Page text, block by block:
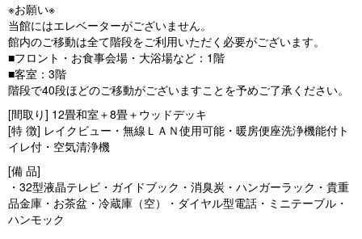
※お願い※
当館にはエレベーターがございません。
館内のご移動は全て階段をご利用いただく必要がございます。
■フロント・お食事会場・大浴場など：1階
■客室：3階
階段で40段ほどのご移動がございますことを予めご了承ください。
[間取り] 12畳和室＋8畳＋ウッドデッキ
[特 徴] レイクビュー・無線ＬＡＮ使用可能・暖房便座洗浄機能付ト
イレ付・空気清浄機
[備 品]
・32型液晶テレビ・ガイドブック・消臭炭・ハンガーラック・貴重
品金庫・お茶盆・冷蔵庫（空）・ダイヤル型電話・ミニテーブル・
ハンモック